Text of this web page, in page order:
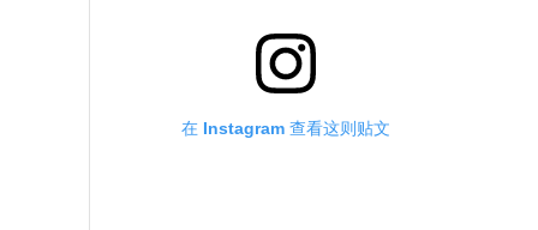
在 Instagram 查看这则贴文